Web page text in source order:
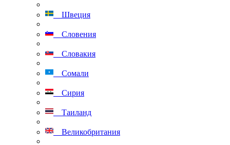
Швеция
Словения
Словакия
Сомали
Сирия
Таиланд
Великобритания